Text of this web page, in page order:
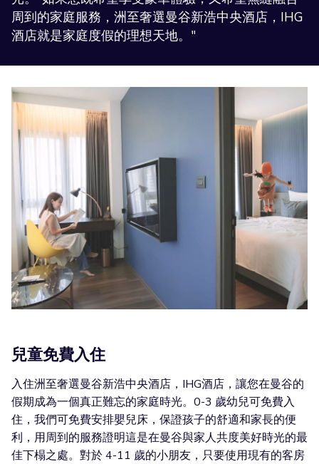
周到的家庭服務，洲至奢選曼谷新浩中央酒店，IHG
酒店就是家庭度假的理想天地。"
兒童免費入住
入住洲至奢選曼谷新浩中央酒店，IHG酒店，讓您在曼谷的
假期成為一個真正難忘的家庭時光。0-3 歲幼兒可免費入
住，我們可免費安排嬰兒床，保證孩子的舒適和家長的便
利，用周到的服務證明這是在曼谷與家人共度美好時光的最
佳下榻之處。對於 4-11 歲的小朋友，只要使用現有的客房